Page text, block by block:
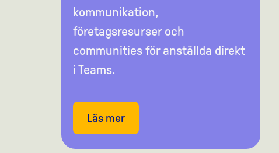
kommunikation,
företagsresurser och
communities för anställda direkt
i Teams.
Läs mer